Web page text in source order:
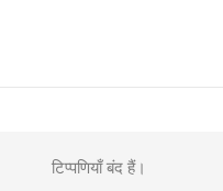
टिप्पणियाँ बंद हैं।